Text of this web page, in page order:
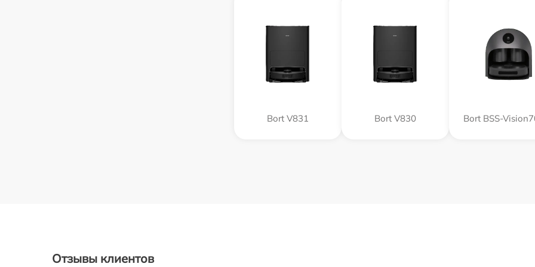
Bort V831 Bort V830 Bort BSS-
Отзывы клиентов